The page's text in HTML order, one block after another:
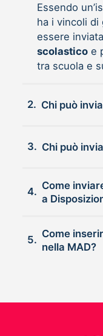
Essendo
ha i vincoli di
essere
scolasticoe
tra scuola e
2.
3. Chi può
4.
Come
a
5.
Come inserire le
nella MAD?